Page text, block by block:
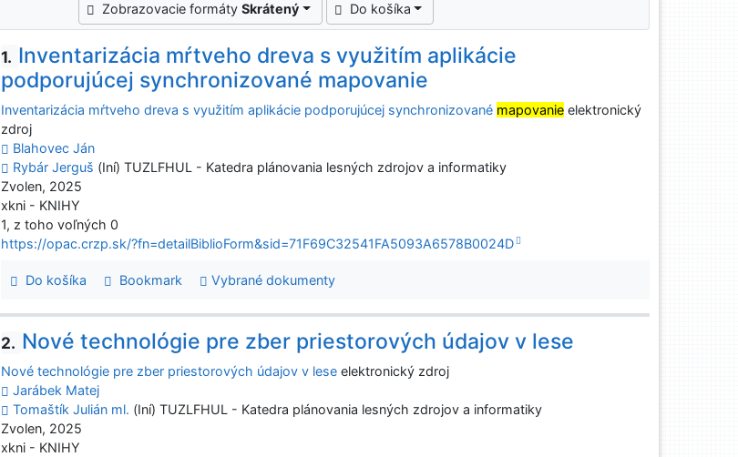
Zobrazovacie formátySkrátený Do košíka
1. Inventarizácia mŕtveho dreva s využitím aplikácie
podporujúcej synchronizované mapovanie
Inventarizácia mŕtveho dreva s využitím aplikácie podporujúcej synchronizované mapovanie elektronický
zdroj
Blahovec Ján
Rybár Jerguš (Iní) TUZLFHUL - Katedra plánovania lesných zdrojov a informatiky
Zvolen, 2025
xkni - KNIHY
1, z toho voľných 0
https://opac.crzp.sk/?fn=detailBiblioForm&sid=71F69C32541FA5093A6578B0024D
Do košíka Bookmark Vybrané dokumenty
2. Nové technológie pre zber priestorových údajov v lese
Nové technológie pre zber priestorových údajov v lese elektronický zdroj
Jarábek Matej
Tomaštík Julián ml. (Iní) TUZLFHUL - Katedra plánovania lesných zdrojov a informatiky
Zvolen, 2025
xkni - KNIHY